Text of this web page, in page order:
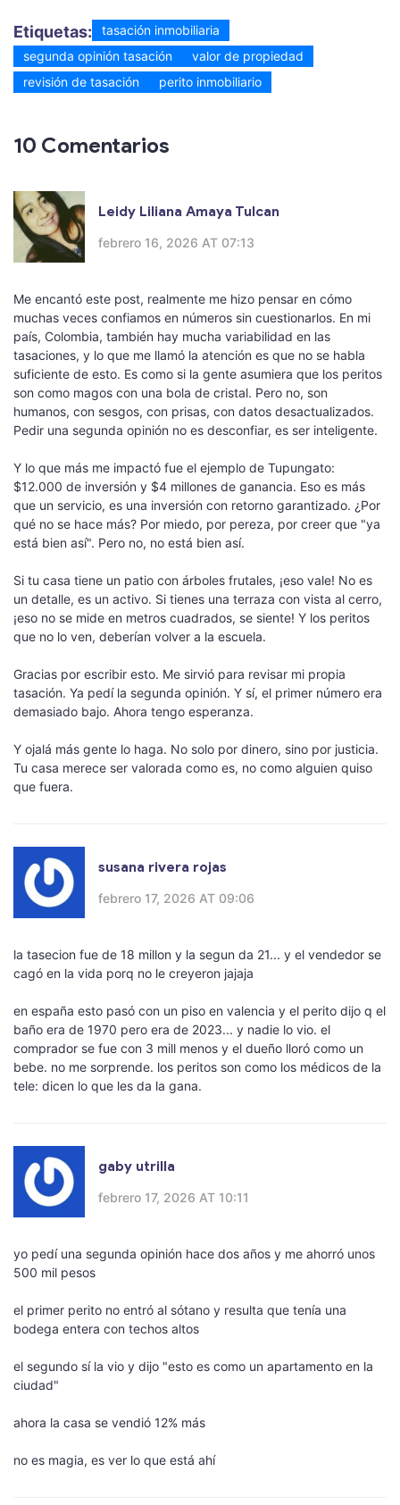
Etiquetas:
tasación inmobiliaria
segunda opinión tasación
valor de propiedad
revisión de tasación
perito inmobiliario
10 Comentarios
Leidy Liliana Amaya Tulcan
febrero 16, 2026 AT 07:13
Me encantó este post, realmente me hizo pensar en cómo
muchas veces confiamos en números sin cuestionarlos. En mi
país, Colombia, también hay mucha variabilidad en las
tasaciones, y lo que me llamó la atención es que no se habla
suficiente de esto. Es como si la gente asumiera que los peritos
son como magos con una bola de cristal. Pero no, son
humanos, con sesgos, con prisas, con datos desactualizados.
Pedir una segunda opinión no es desconfiar, es ser inteligente.
Y lo que más me impactó fue el ejemplo de Tupungato:
$12.000 de inversión y $4 millones de ganancia. Eso es más
que un servicio, es una inversión con retorno garantizado. ¿Por
qué no se hace más? Por miedo, por pereza, por creer que "ya
está bien así". Pero no, no está bien así.
Si tu casa tiene un patio con árboles frutales, ¡eso vale! No es
un detalle, es un activo. Si tienes una terraza con vista al cerro,
¡eso no se mide en metros cuadrados, se siente! Y los peritos
que no lo ven, deberían volver a la escuela.
Gracias por escribir esto. Me sirvió para revisar mi propia
tasación. Ya pedí la segunda opinión. Y sí, el primer número era
demasiado bajo. Ahora tengo esperanza.
Y ojalá más gente lo haga. No solo por dinero, sino por justicia.
Tu casa merece ser valorada como es, no como alguien quiso
que fuera.
susana rivera rojas
febrero 17, 2026 AT 09:06
la tasecion fue de 18 millon y la segun da 21... y el vendedor se
cagó en la vida porq no le creyeron jajaja
en españa esto pasó con un piso en valencia y el perito dijo q el
baño era de 1970 pero era de 2023... y nadie lo vio. el
comprador se fue con 3 mill menos y el dueño lloró como un
bebe. no me sorprende. los peritos son como los médicos de la
tele: dicen lo que les da la gana.
gaby utrilla
febrero 17, 2026 AT 10:11
yo pedí una segunda opinión hace dos años y me ahorró unos
500 mil pesos
el primer perito no entró al sótano y resulta que tenía una
bodega entera con techos altos
el segundo sí la vio y dijo "esto es como un apartamento en la
ciudad"
ahora la casa se vendió 12% más
no es magia, es ver lo que está ahí